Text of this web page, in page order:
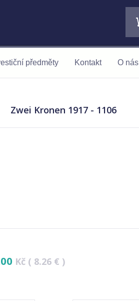
předměty Kontakt O nás
Zwei Kronen 1917 - 1106
Kč ( 8.26 € )